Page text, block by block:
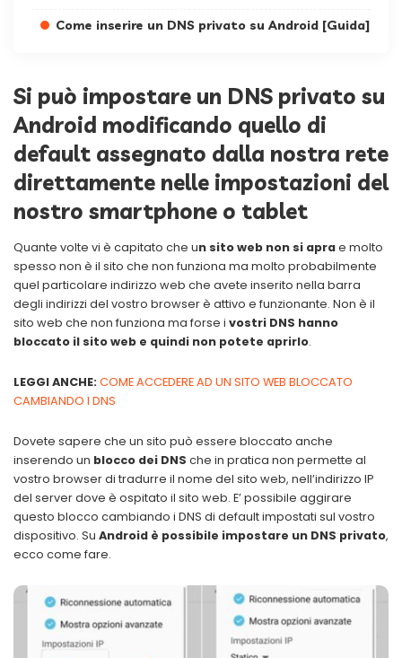
Come inserire un DNS privato su Android [Guida]
Si può impostare un DNS privato su
Android modificando quello di
default assegnato dalla nostra rete
direttamente nelle impostazioni del
nostro smartphone o tablet
Quante volte vi è capitato che un sito web non si aprae molto
spesso non è il sito che non funziona ma molto probabilmente
quel particolare indirizzo web che avete inserito nella barra
degli indirizzi del vostro browser è attivo e funzionante. Non è il
sito web che non funziona ma forse i vostri DNS hanno
bloccato il sito web e quindi non potete aprirlo.
LEGGI ANCHE: COME ACCEDERE AD UN SITO WEB BLOCCATO
CAMBIANDO I DNS
Dovete sapere che un sito può essere bloccato anche
inserendo un blocco dei DNS che in pratica non permette al
vostro browser di tradurre il nome del sito web, nell’indirizzo IP
del server dove è ospitato il sito web. E’ possibile aggirare
questo blocco cambiando i DNS di default impostati sul vostro
dispositivo. Su Android è possibile impostare un DNS privato,
ecco come fare.